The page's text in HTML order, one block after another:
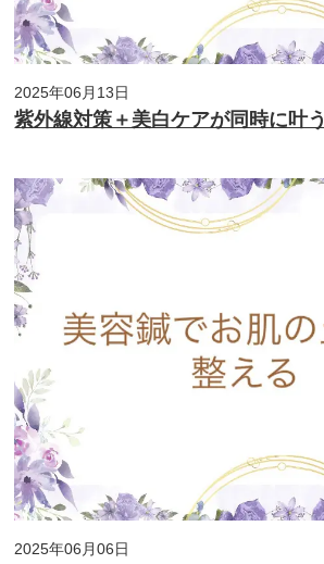
2025年06月13日
紫外線対策＋美白ケアが同時に叶う
2025年06月06日